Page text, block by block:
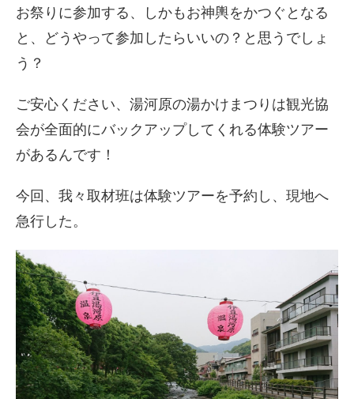
お祭りに参加する、しかもお神輿をかつぐとなる
と、
どうやって参加したらいいの？と思うでしょ
う？
ご安心ください、 湯河原の湯かけまつりは観光協
会が全面的にバックアップしてくれる体験ツアー
があるんです！
今回、我々取材班は体験ツアーを予約し、現地へ
急行した。